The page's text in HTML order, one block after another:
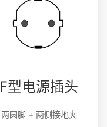
F型电源插头
两圆脚 + 两侧接地夹